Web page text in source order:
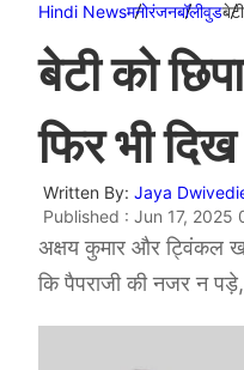
Hindi Newsमनोरंजनबॉलीवुड
बेटी को
फिर भी
Written By: Jaya
Published : Jun 17,
अक्षय कुमार और ट्विंकल
कि पैपराजी की नजर न